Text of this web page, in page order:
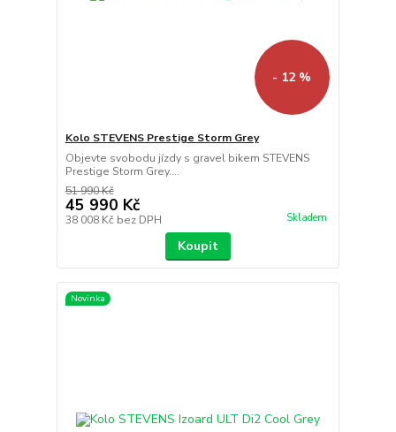
- 12 %
Kolo STEVENS Prestige Storm Grey
Objevte svobodu jízdy s gravel bikem STEVENS
Prestige Storm Grey....
51 990 Kč
45 990 Kč
38 008 Kč bez DPH Skladem
Koupit
Novinka